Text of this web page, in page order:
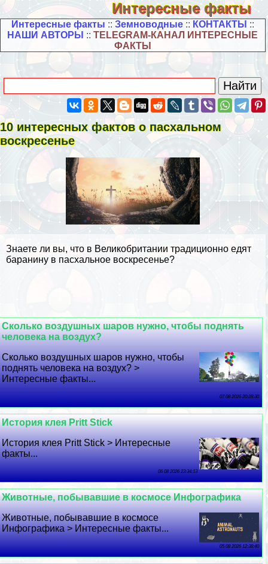
Интересные факты
Интересные факты :: Земноводные:: КОНТАКТЫ ::
НАШИ АВТОРЫ ::TELEGRAM-КАНАЛ ИНТЕРЕСНЫЕ
ФАКТЫ
10 интересных фактов о пасхальном
воскресенье
Знаете ли вы, что в Великобритании традиционно едят
бapaнину в пасхальное воскресенье?
Сколько воздушных шаров нужно, чтобы поднять
человека на воздух?
Сколько воздушных шаров нужно, чтобы
поднять человека на воздух? >
Интересные факты...
07 08 2026 20:28:30
История клея Pritt Stick
История клея Pritt Stick > Интересные
факты...
06 08 2026 23:34:13
Животные, побывавшие в космосе Инфографика
Животные, побывавшие в космосе
Инфографика > Интересные факты...
05 08 2026 12:38:40